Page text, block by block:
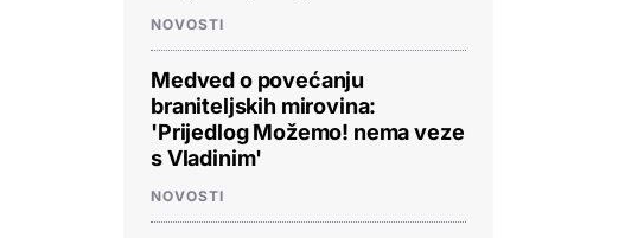
NOVOSTI
Medved o povećanju
braniteljskih mirovina:
'Prijedlog Možemo! nema veze
s Vladinim'
NOVOSTI